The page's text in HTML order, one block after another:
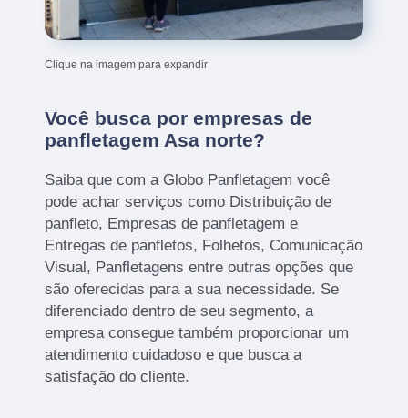
Clique na imagem para expandir
Você busca por empresas de
panfletagem Asa norte?
Saiba que com a Globo Panfletagem você
pode achar serviços como Distribuição de
panfleto, Empresas de panfletagem e
Entregas de panfletos, Folhetos, Comunicação
Visual, Panfletagens entre outras opções que
são oferecidas para a sua necessidade. Se
diferenciado dentro de seu segmento, a
empresa consegue também proporcionar um
atendimento cuidadoso e que busca a
satisfação do cliente.